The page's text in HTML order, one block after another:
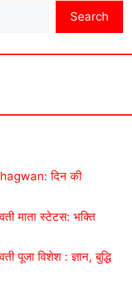
Search
दिन की
माता स्टेटस: भक्ति
विशेश : ज्ञान, बुद्धि